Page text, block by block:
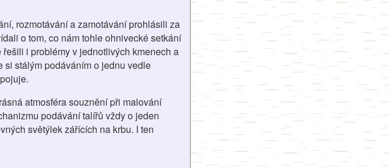
rozmotávání a zamotávání prohlásili za
o tom, co nám tohle ohnivecké setkání
i problémy v jednotlivých kmenech a
si stálým podáváním o jednu vedle
atmosféra souznění při malování
podávání talířů vždy o jeden
světýlek zářících na krbu. I ten